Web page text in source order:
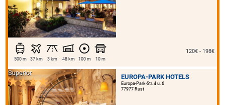
500 m 37 km 3 km 48 km 100 m 10 m
120€ - 198€
EUROPA-PARK HOTELS
Europa-Park-Str. 4 u. 6
77977 Rust
Superior